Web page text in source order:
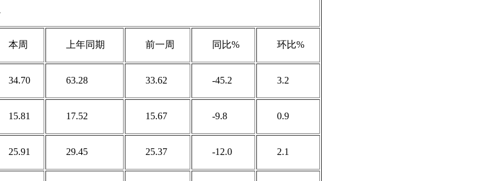
本周 上年同期 前一周 同比% 环比%
34.70 63.28 33.62 -45.2 3.2
15.81 17.52 15.67 -9.8 0.9
25.91 29.45 25.37 -12.0 2.1